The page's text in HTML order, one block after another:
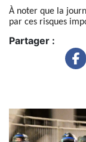
À noter que la
par ces risques
Partager :